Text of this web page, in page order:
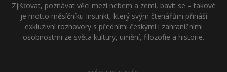
Zjišťovat, poznávat věci mezi nebem a zemí, bavit se – takové
je motto měsíčníku Instinkt, který svým čtenářům přináší
exkluzivní rozhovory s předními českými i zahraničními
osobnostmi ze světa kultury, umění, filozofie a historie.